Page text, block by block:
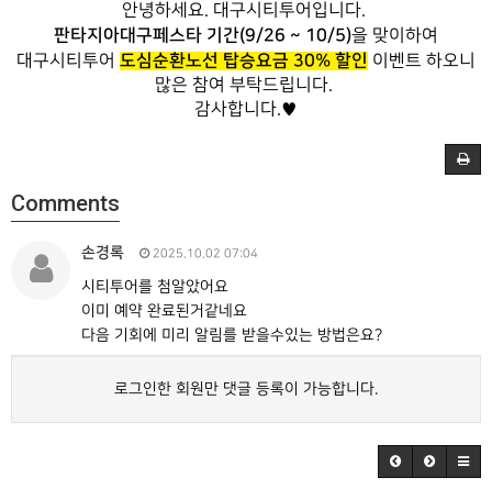
안녕하세요. 대구시티투어입니다.
판타지아대구페스타 기간(9/26 ~ 10/5)을 맞이하여
대구시티투어 도심순환노선 탑승요금 30% 할인 이벤트 하오니
많은 참여 부탁드립니다.
감사합니다.♥
Comments
손경록 2025.10.02 07:04
시티투어를 첨알았어요
이미 예약 완료된거같네요
다음 기회에 미리 알림를 받을수있는 방법은요?
로그인한 회원만 댓글 등록이 가능합니다.